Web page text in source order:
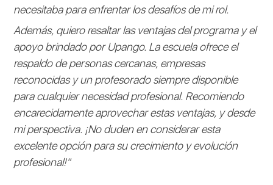
necesitaba para enfrentar los desafíos de mi rol.
Además, quiero resaltar las ventajas del programa y el
apoyo brindado por Upango. La escuela ofrece el
respaldo de personas cercanas, empresas
reconocidas y un profesorado siempre disponible
para cualquier necesidad profesional. Recomiendo
encarecidamente aprovechar estas ventajas, y desde
mi perspectiva. ¡No duden en considerar esta
excelente opción para su crecimiento y evolución
profesional!"